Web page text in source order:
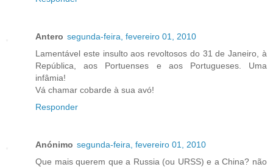
Antero segunda-feira, fevereiro 01, 2010
Lamentável este insulto aos revoltosos do 31 de Janeiro, à
República, aos Portuenses e aos Portugueses. Uma
infâmia!
Vá chamar cobarde à sua avó!
Responder
Anónimo segunda-feira, fevereiro 01, 2010
Que mais querem que a Russia (ou URSS) e a China? não